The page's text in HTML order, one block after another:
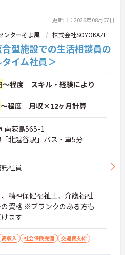
更新日：2026年08月07日
ンターそよ風 株式会社SOYOKAZE
合型施設での生活相談員の
イム社員＞
～程度 スキル・経験により
～程度 月収×12ヶ月計算
南荻島565-1
北越谷駅」バス・車5分
社員
精神保健福祉士、介護福祉
資格 ※ブランクのある方も
ます
高収入 社会保険完備 交通費支給